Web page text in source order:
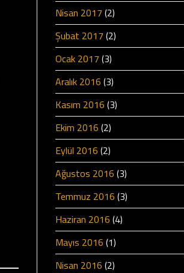
Nisan 2017 (2)
Şubat 2017 (2)
Ocak 2017 (3)
Aralık 2016 (3)
Kasım 2016 (3)
Ekim 2016 (2)
Eylül 2016 (2)
Ağustos 2016 (3)
Temmuz 2016 (3)
Haziran 2016 (4)
Mayıs 2016 (1)
Nisan 2016 (2)